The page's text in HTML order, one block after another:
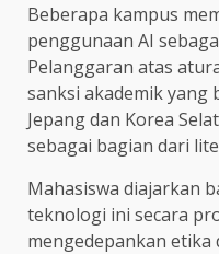
Beberapa kampus
penggunaan AI
Pelanggaran atas
sanksi akademik yang
Jepang dan Korea
sebagai bagian dari
Mahasiswa diajarkan
teknologi ini secara
mengedepankan etika